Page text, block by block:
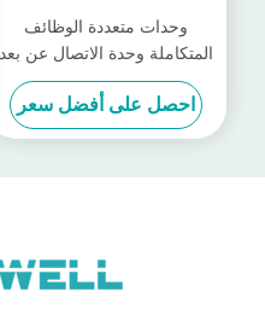
وحدات متعددة الوظائف
المتكاملة وحدة الاتصال عن بعد
I/O 16DO N-2 PLC
احصل على أفضل سعر